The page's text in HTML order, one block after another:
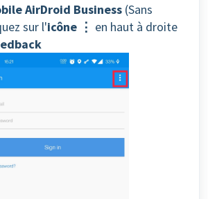
AirDroid Business (Sans
sur l'icône ⋮ en haut à droite